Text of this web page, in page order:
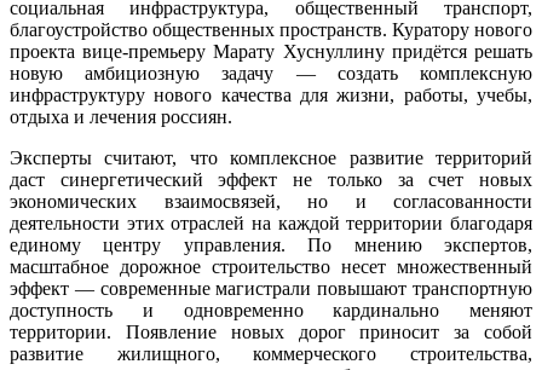
социальная инфраструктура, общественный транспорт,
благоустройство общественных пространств. Куратору нового
проекта вице-премьеру Марату Хуснуллину придётся решать
новую амбициозную задачу — создать комплексную
инфраструктуру нового качества для жизни, работы, учебы,
отдыха и лечения россиян.
Эксперты считают, что комплексное развитие территорий
даст синергетический эффект не только за счет новых
экономических взаимосвязей, но и согласованности
деятельности этих отраслей на каждой территории благодаря
единому центру управления. По мнению экспертов,
масштабное дорожное строительство несет множественный
эффект — современные магистрали повышают транспортную
доступность и одновременно кардинально меняют
территории. Появление новых дорог приносит за собой
развитие жилищного, коммерческого строительства,